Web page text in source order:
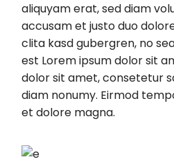
aliquyam erat, sed diam
accusam et justo duo
clita kasd gubergren, no
est Lorem ipsum dolor sit
dolor sit amet, consetetur
diam nonumy. Eirmod
et dolore magna.